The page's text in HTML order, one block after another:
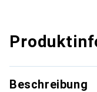
Beschreibung